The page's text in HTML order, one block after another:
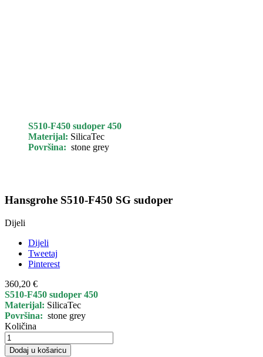
S510-F450 sudoper 450
Materijal: SilicaTec
Površina: stone grey
Hansgrohe S510-F450 SG sudoper
Dijeli
Dijeli
Tweetaj
Pinterest
360,20 €
S510-F450 sudoper 450
Materijal: SilicaTec
Površina: stone grey
Količina
Dodaj u košaricu